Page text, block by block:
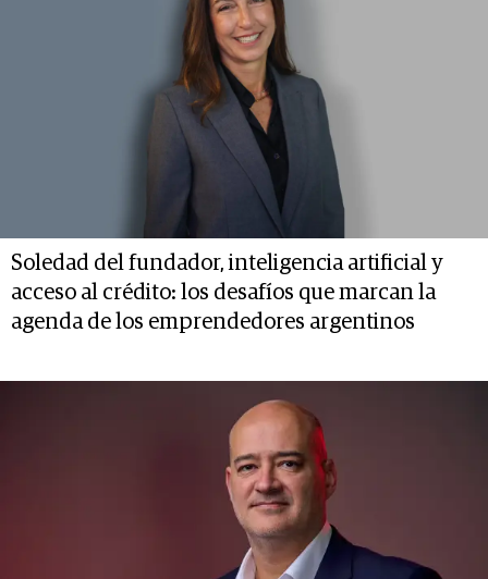
Soledad del fundador, inteligencia artificial y
acceso al crédito: los desafíos que marcan la
agenda de los emprendedores argentinos